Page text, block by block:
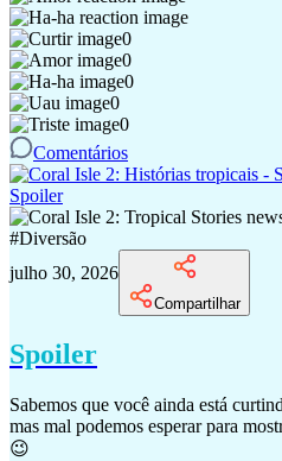
0
0
0
0
0
Comentários
Spoiler
#Diversão
julho 30, 2026
Compartilhar
Spoiler
Sabemos que você ainda está
mas mal podemos esperar para
😉